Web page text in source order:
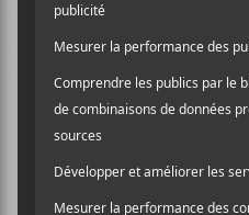
Ce site utilise Akismet pour
savoir plus sur la façon dont
commentaires sont traitées